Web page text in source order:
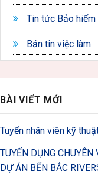
Tin tức Bảo
Bản tin việc làm
BÀI VIẾT MỚI
Tuyển nhân viên kỹ
TUYỂN DỤNG
DỰ ÁN BẾN BẮC